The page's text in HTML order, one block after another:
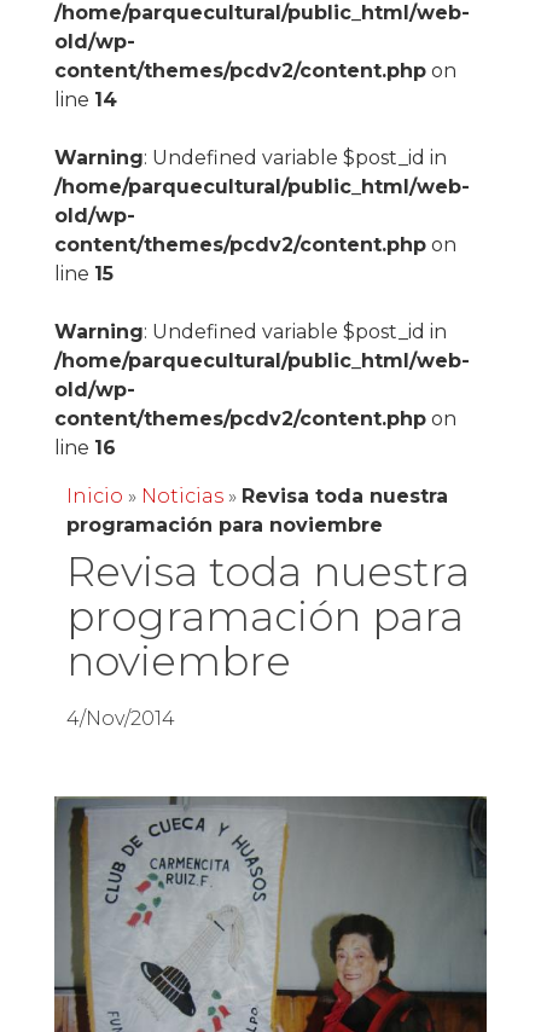
/home/parquecultural/public_html/web-
old/wp-
content/themes/pcdv2/content.phpon
line 14
Warning: Undefined variable $post_id in
/home/parquecultural/public_html/web-
old/wp-
content/themes/pcdv2/content.phpon
line 15
Warning: Undefined variable $post_id in
/home/parquecultural/public_html/web-
old/wp-
content/themes/pcdv2/content.phpon
line 16
Inicio » Noticias» Revisa toda nuestra
programación para noviembre
Revisa toda nuestra
programación para
noviembre
4/Nov/2014